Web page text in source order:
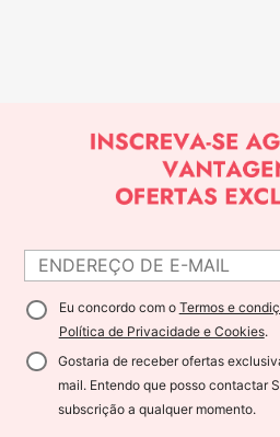
Eu concordo com o Termos e
Política de Privacidade e Cookies.
Gostaria de receber ofertas
mail. Entendo que posso contactar
subscrição a qualquer momento.